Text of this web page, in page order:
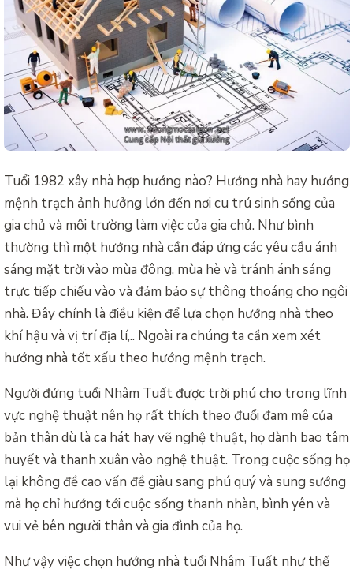
Tuổi 1982 xây nhà hợp hướng nào? Hướng nhà hay hướng
mệnh trạch ảnh hưởng lớn đến nơi cu trú sinh sống của
gia chủ và môi trường làm việc của gia chủ. Như bình
thường thì một hướng nhà cần đáp ứng các yêu cầu ánh
sáng mặt trời vào mùa đông, mùa hè và tránh ánh sáng
trực tiếp chiếu vào và đảm bảo sự thông thoáng cho ngôi
nhà. Đây chính là điều kiện để lựa chọn hướng nhà theo
khí hậu và vị trí địa lí,.. Ngoài ra chúng ta cần xem xét
hướng nhà tốt xấu theo hướng mệnh trạch.
Người đứng tuổi Nhâm Tuất được trời phú cho trong lĩnh
vực nghệ thuật nên họ rất thích theo đuổi đam mê của
bản thân dù là ca hát hay vẽ nghệ thuật, họ dành bao tâm
huyết và thanh xuân vào nghệ thuật. Trong cuộc sống họ
lại không đề cao vấn đề giàu sang phú quý và sung sướng
mà họ chỉ hướng tới cuộc sống thanh nhàn, bình yên và
vui vẻ bên người thân và gia đình của họ.
Như vậy việc chọn hướng nhà tuổi Nhâm Tuất như thế